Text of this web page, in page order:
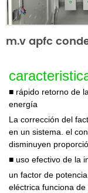
m.vapfc
■ rápido retorno de
energía
La corrección del
en un sistema. el
disminuyen
■ uso efectivo de la
un factor de
eléctrica funciona